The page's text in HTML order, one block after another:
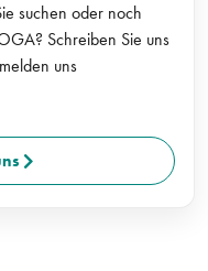
suchen oder noch
Schreiben Sie uns
uns